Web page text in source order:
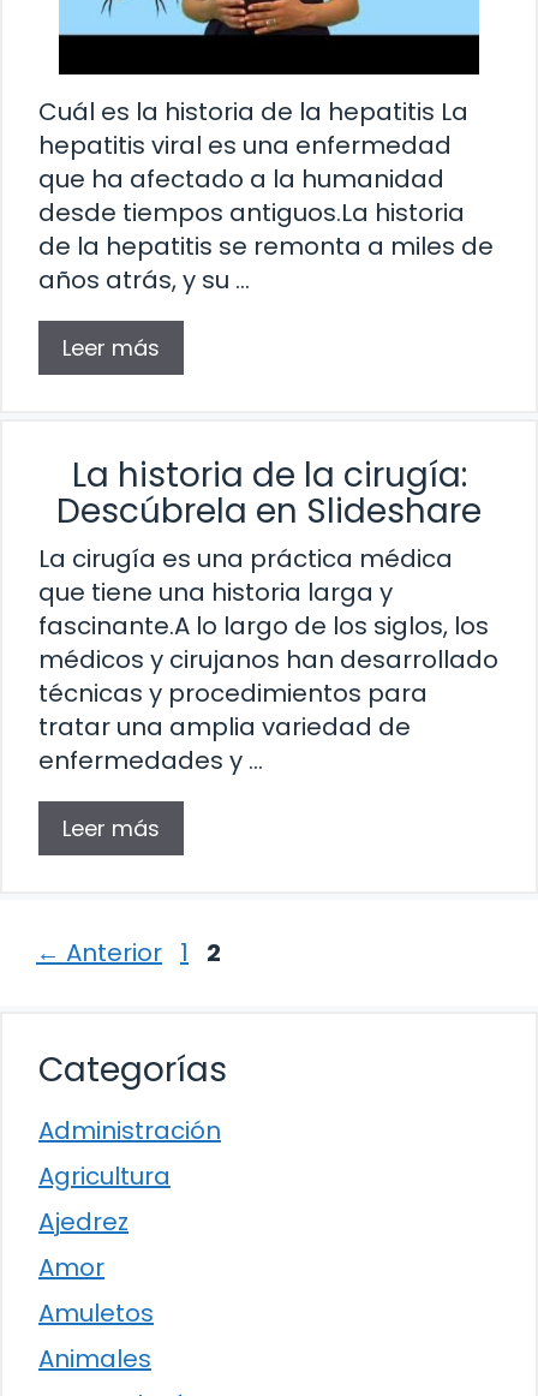
Cuál es la historia de la hepatitis La
hepatitis viral es una enfermedad
que ha afectado a la humanidad
desde tiempos antiguos.La historia
de la hepatitis se remonta a miles de
años atrás, y su …
Leer más
La historia de la cirugía:
Descúbrela en Slideshare
La cirugía es una práctica médica
que tiene una historia larga y
fascinante.A lo largo de los siglos, los
médicos y cirujanos han desarrollado
técnicas y procedimientos para
tratar una amplia variedad de
enfermedades y …
Leer más
← Anterior Página
1 Página
2
Categorías
Administración
Agricultura
Ajedrez
Amor
Amuletos
Animales